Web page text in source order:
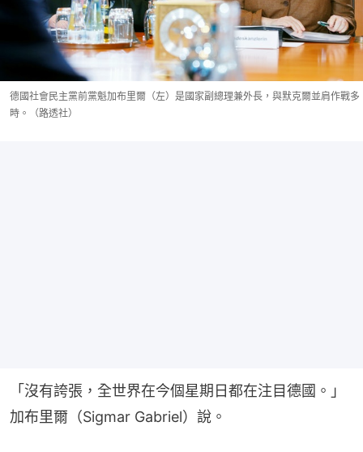
德國社會民主黨前黨魁加布里爾（左）是國家副總理兼外長，與默克爾並肩作戰多
時。（路透社）
「沒有誇張，全世界在今個星期日都在注目德國。」
加布里爾（Sigmar Gabriel）說。